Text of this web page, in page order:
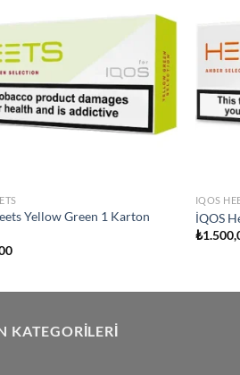
Add to
wishlist
Yellow Green 1 Karton
IQOS
İQOS
₺
KATEGORILERI